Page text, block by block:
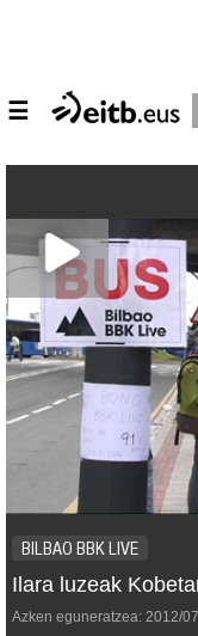
☰
BILBAO BBK LIVE
Ilara luzeak
Azken eguneratzea: 2012/